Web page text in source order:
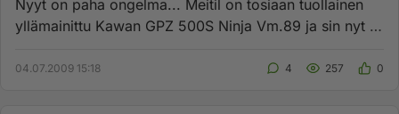
Nyyt on paha ongelma... Meitil on tosiaan tuollainen
yllämainittu Kawan GPZ 500S Ninja Vm.89 ja sin nyt ei
04.07.2009 15:18 4 257 0